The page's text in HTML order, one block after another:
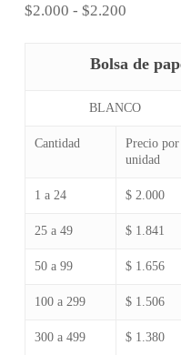
$2.000 - $2.200Rango
precios:
$2.000
$2.200
Bolsa de
BLANCO
Cantidad
Precio por
unidad
1 a 24 $ 2.000
25 a 49 $ 1.841
50 a 99 $ 1.656
100 a 299 $ 1.506
300 a 499 $ 1.380